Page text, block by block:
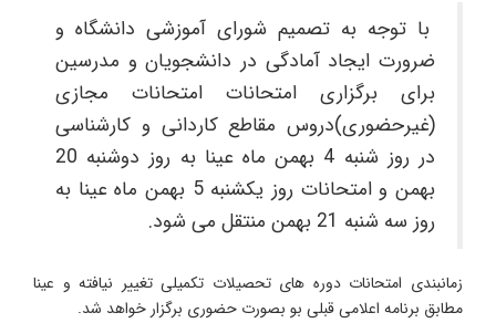
با توجه به تصمیم شورای آموزشی دانشگاه و
ضرورت ایجاد آمادگی در دانشجویان و مدرسین
برای برگزاری امتحانات امتحانات مجازی
(غیرحضوری)دروس مقاطع کاردانی و کارشناسی
در روز شنبه 4 بهمن ماه عینا به روز دوشنبه 20
بهمن و امتحانات روز یکشنبه 5 بهمن ماه عینا به
روز سه شنبه 21 بهمن منتقل می شود.
زمانبندی امتحانات دوره های تحصیلات تکمیلی تغییر نیافته و عینا
مطابق برنامه اعلامی قبلی بو بصورت حضوری برگزار خواهد شد.